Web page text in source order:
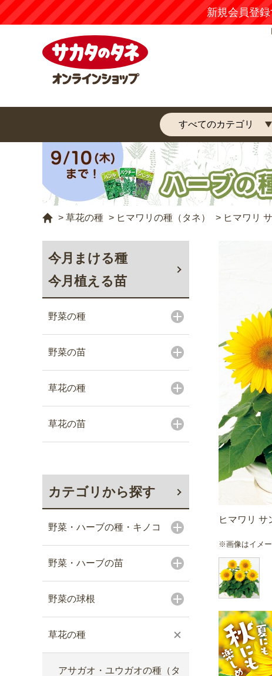
新規会員登
> 草花の種 > ヒマワリの種（タネ） > ヒマワリ
今月まける種
今月植える苗
野菜の種
野菜の苗
草花の種
草花の苗
カテゴリから探す
野菜・ハーブの種・キノコ
野菜・ハーブの苗
野菜の球根
草花の種
アサガオ・ユウガオの種（タ
ヒマワリ サ
※画像はイメー